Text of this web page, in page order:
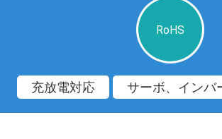
RoHS
充放電対応 サーボ、インバ